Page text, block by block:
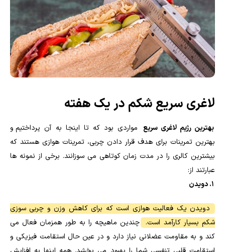
لاغری سریع شکم در یک هفته
بهترین رژیم لاغری سریع
مواردی بود که تا اینجا به آن پرداختیم و
بهترین تمرینات برای هدف قرار دادن چربی، تمرینات هوازی هستند که
بیشترین کالری را در مدت زمان کوتاهی می سوزانند. برخی از نمونه ها
عبارتند از:
1. دویدن
دویدن یک فعالیت هوازی است که برای کاهش وزن و چربی سوزی
شکم بسیار کارآمد است. چندین ماهیچه را به طور همزمان فعال می
کند و به مقاومت عضلانی نیاز دارد و در عین حال استقامت فیزیکی و